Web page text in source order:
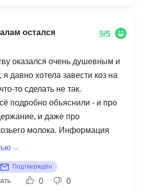
остался
5/5
оказался очень душевным и
давно хотела завести коз на
то сделать не так.
подробно объяснили - и про
и даже про
молока. Информация
каждый модуль
мои козочки
получается. Как
Подтверждён
0 0